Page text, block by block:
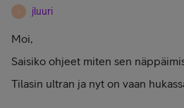
J jluuri
Moi,
Saisiko ohjeet miten sen
Tilasin ultran ja nyt on vaan